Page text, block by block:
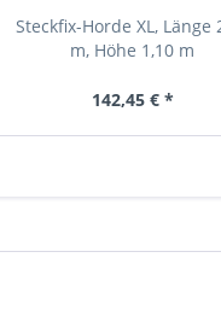
Steckfix-Horde XL, Länge
m, Höhe 1,10 m
142,45 € *